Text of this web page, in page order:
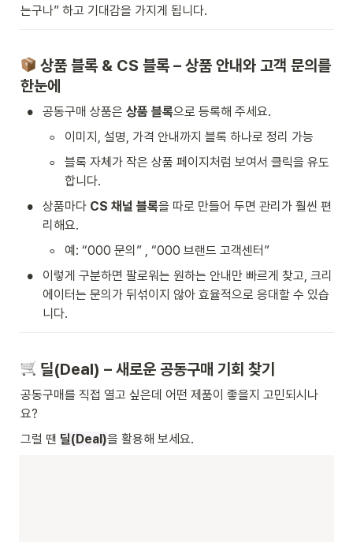
는구나” 하고 기대감을 가지게 됩니다.
상품 블록 & CS 블록 – 상품 안내와 고객 문의를
한눈에
• 공동구매 상품은 상품 블록으로 등록해 주세요.
◦ 이미지, 설명, 가격 안내까지 블록 하나로 정리 가능
◦
블록 자체가 작은 상품 페이지처럼 보여서 클릭을 유도
합니다.
• 상품마다 CS 채널 블록을 따로 만들어 두면 관리가 훨씬 편
리해요.
◦ 예: “000 문의” , “000 브랜드 고객센터”
•
이렇게 구분하면 팔로워는 원하는 안내만 빠르게 찾고, 크리
에이터는 문의가 뒤섞이지 않아 효율적으로 응대할 수 있습
니다.
딜(Deal) – 새로운 공동구매 기회 찾기
공동구매를 직접 열고 싶은데 어떤 제품이 좋을지 고민되시나
요?
그럴 땐 딜(Deal)을 활용해 보세요.